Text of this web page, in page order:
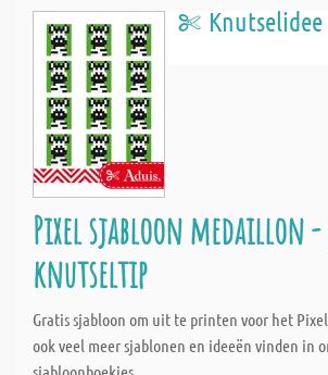
Knutselidee
Pixel sjabloon medaillon -
knutseltip
Gratis sjabloon om uit te printen voor het
ook veel meer sjablonen en ideeën vinden in